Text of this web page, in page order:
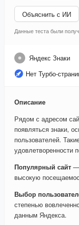
Объяснить с ИИ
Данные теста были
Яндекс Знаки
Нет Турбо-
Описание
Рядом с адресом
появляться знаки,
пользователей.
удовлетворенности
Популярный сайт —
высокую
Выбор
степенью
данным Яндекса.